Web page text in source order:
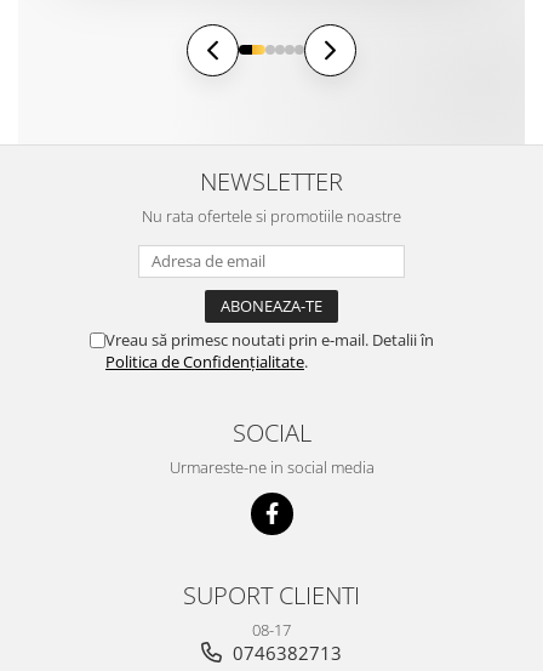
NEWSLETTER
Nu rata ofertele si promotiile noastre
Vreau să primesc noutati prin e-mail. Detalii în
Politica de Confidențialitate.
SOCIAL
Urmareste-ne in social media
SUPORT CLIENTI
08-17
0746382713